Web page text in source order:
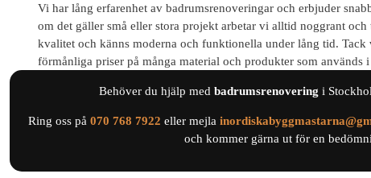
Vi har lång erfarenhet av badrumsrenoveringar och erbjuder
om det gäller små eller stora projekt arbetar vi alltid noggrant
kvalitet och känns moderna och funktionella under lång tid.
förmånliga priser på många material och produkter som används
Behöver du hjälp med badrumsrenovering i
Ring oss på 070 768 7922 eller mejla
och kommer gärna ut för en